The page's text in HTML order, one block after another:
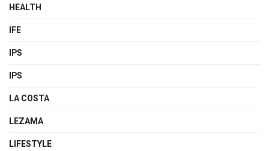
HEALTH
IFE
IPS
IPS
LA COSTA
LEZAMA
LIFESTYLE